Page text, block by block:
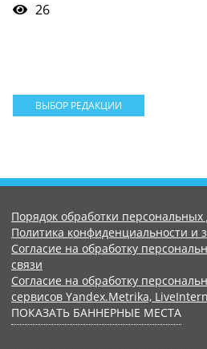
26
ВЫБОР РЕДАКЦИИ
Порядок обработки
Политика конфиденциальности
Согласие на обработку
связи
Согласие на обработку
сервисов Yandex.Metrika,
ПОКАЗАТЬ БАННЕРНЫЕ МЕСТА